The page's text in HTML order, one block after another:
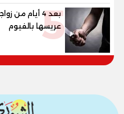
5بعد 4 أيام
عريسها بالفيوم